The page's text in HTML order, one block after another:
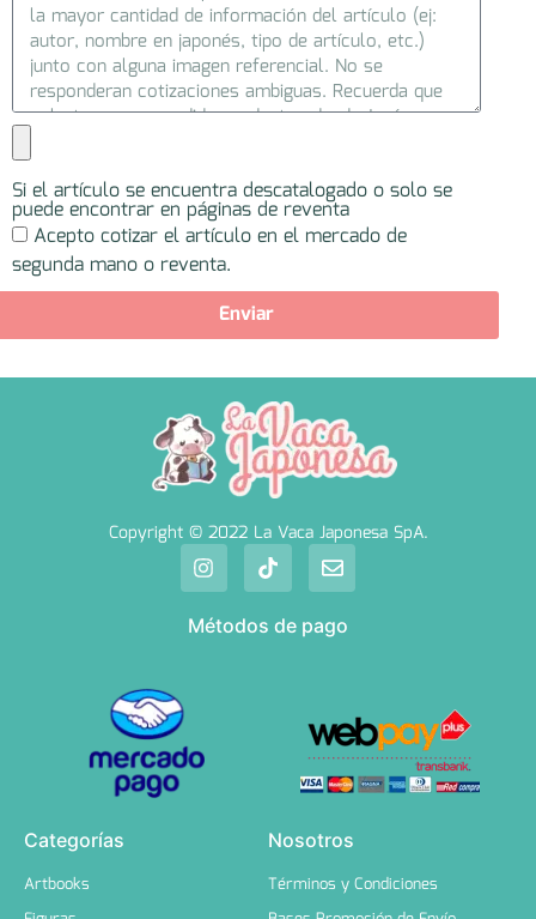
Si el artículo se encuentra descatalogado o solo se
puede encontrar en páginas de reventa
Acepto cotizar el artículo en el mercado de
segunda mano o reventa.
Enviar
Copyright © 2022 La Vaca Japonesa SpA.
Métodos de pago
Categorías
Artbooks
Nosotros
Términos y Condiciones